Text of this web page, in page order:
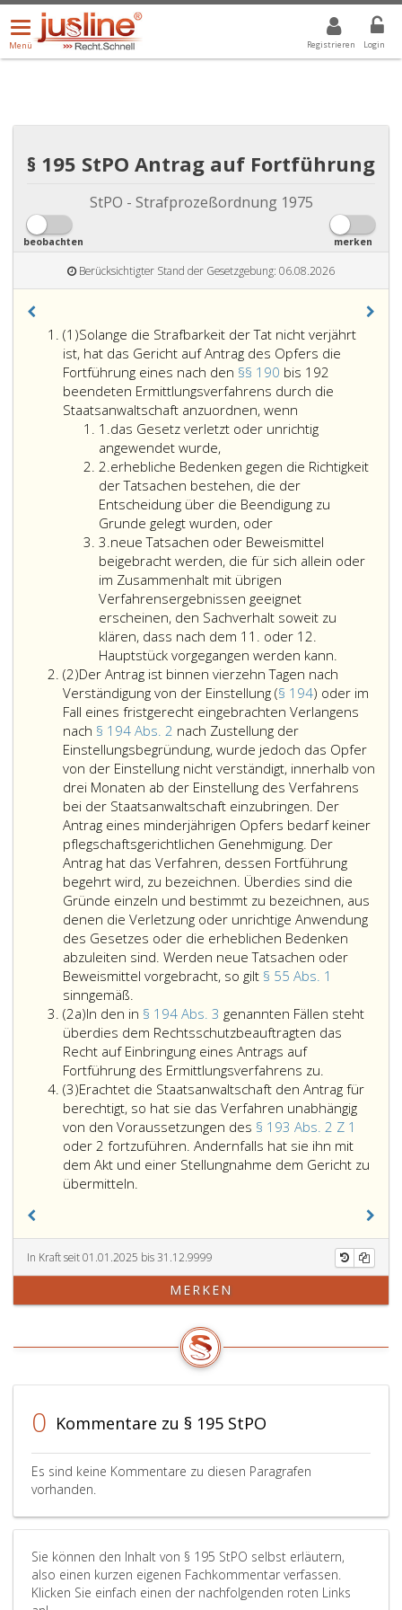
Registrieren Login
Menü
öffnen/schließen
Menü
ALLE DROPDOWN: GEWÄHLTER WERT IST ALLE
§ 195 StPO Antrag auf Fortführung
StPO - Strafprozeßordnung 1975
beobachten merken
Berücksichtigter Stand der Gesetzgebung: 06.08.2026
(1)Absatz
eins
Solange die Strafbarkeit der Tat nicht verjährt
ist, hat das Gericht auf Antrag des Opfers die
Fortführung eines nach den §§ 190 bis 192
beendeten Ermittlungsverfahrens durch die
Staatsanwaltschaft anzuordnen, wenn
die
der
Tat
nicht
ist,
hat
Gericht
auf
Antrag
des
Opfers
die
Fortführung
eines
nach
den
Paragraphen
190
bis
192
beendeten
durch
die
anzuordnen,
wenn
1.Ziffer
eins
das Gesetz verletzt oder unrichtig
angewendet wurde,
2.Ziffer
2
erhebliche Bedenken gegen die Richtigkeit
der Tatsachen bestehen, die der
Entscheidung über die Beendigung zu
Grunde gelegt wurden, oder
3.Ziffer
3
neue Tatsachen oder Beweismittel
beigebracht werden, die für sich allein oder
im Zusammenhalt mit übrigen
Verfahrensergebnissen geeignet
erscheinen, den Sachverhalt soweit zu
klären, dass nach dem 11. oder 12.
Hauptstück vorgegangen werden kann.
(2)Absatz
2
Der Antrag ist binnen vierzehn Tagen nach
Verständigung von der Einstellung (§ 194) oder im
Fall eines fristgerecht eingebrachten Verlangens
nach § 194 Abs. 2 nach Zustellung der
Einstellungsbegründung, wurde jedoch das Opfer
von der Einstellung nicht verständigt, innerhalb von
drei Monaten ab der Einstellung des Verfahrens
bei der Staatsanwaltschaft einzubringen. Der
Antrag eines minderjährigen Opfers bedarf keiner
pflegschaftsgerichtlichen Genehmigung. Der
Antrag hat das Verfahren, dessen Fortführung
begehrt wird, zu bezeichnen. Überdies sind die
Gründe einzeln und bestimmt zu bezeichnen, aus
denen die Verletzung oder unrichtige Anwendung
des Gesetzes oder die erheblichen Bedenken
abzuleiten sind. Werden neue Tatsachen oder
Beweismittel vorgebracht, so gilt § 55 Abs. 1
sinngemäß.
Antrag
ist
binnen
vierzehn
Tagen
nach
Verständigung
von
der
Einstellung
oder
im
Fall
eingebrachten
Verlangens
Paragraph
Absatz
nach
Einstellungsbegründung,
jedoch
das
Opfer
(2a)Absatz
2
a
In den in § 194 Abs. 3 genannten Fällen steht
überdies dem Rechtsschutzbeauftragten das
Recht auf Einbringung eines Antrags auf
Fortführung des Ermittlungsverfahrens zu.
den
in
Paragraph
194,
Absatz
steht
überdies
dem
auf
eines
(3)Absatz
3
Erachtet die Staatsanwaltschaft den Antrag für
berechtigt, so hat sie das Verfahren unabhängig
von den Voraussetzungen des § 193 Abs. 2 Z 1
oder 2 fortzuführen. Andernfalls hat sie ihn mit
dem Akt und einer Stellungnahme dem Gericht zu
übermitteln.
den
Antrag
für
berechtigt,
sie
Verfahren
von
Voraussetzungen
193,
2,
Ziffer
eins,
In Kraft seit 01.01.2025 bis 31.12.9999
MERKEN
0 Kommentare zu § 195 StPO
Es sind keine Kommentare zu diesen Paragrafen
vorhanden.
Sie können den Inhalt von § 195 StPO selbst erläutern,
also einen kurzen eigenen Fachkommentar verfassen.
Klicken Sie einfach einen der nachfolgenden roten Links